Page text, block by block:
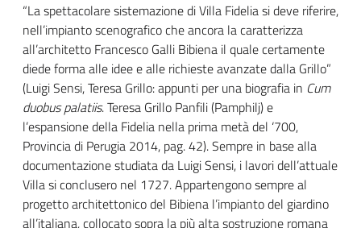
“La spettacolare sistemazione di Villa Fidelia si deve riferire,
nell’impianto scenografico che ancora la caratterizza
all’architetto Francesco Galli Bibiena il quale certamente
diede forma alle idee e alle richieste avanzate dalla Grillo”
(Luigi Sensi, Teresa Grillo: appunti per una biografia in Cum
duobus palatiis. Teresa Grillo Panfili (Pamphilj) e
l’espansione della Fidelia nella prima metà del ‘700,
Provincia di Perugia 2014, pag. 42). Sempre in base alla
documentazione studiata da Luigi Sensi, i lavori dell’attuale
Villa si conclusero nel 1727. Appartengono sempre al
progetto architettonico del Bibiena l’impianto del giardino
all’italiana, collocato sopra la più alta sostruzione romana